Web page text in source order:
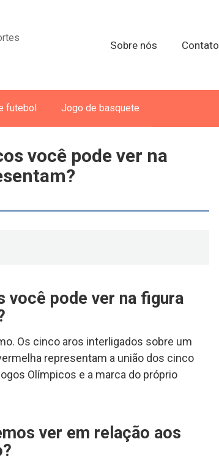
Sobre nós Contato
futebol Jogo de basquete
você pode ver na
você pode ver na figura
Os cinco aros interligados sobre um
representam a união dos cinco
Olímpicos e a marca do próprio
ver em relação aos